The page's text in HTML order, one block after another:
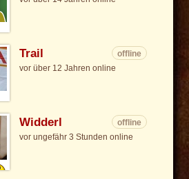
Trail
offline
vor über 12 Jahren online
Widderl
offline
vor ungefähr 3 Stunden online